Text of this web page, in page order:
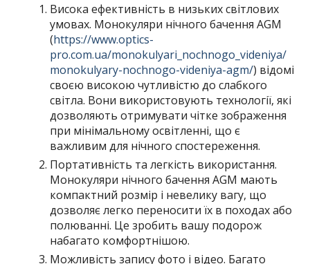
Висока ефективність в низьких світлових
умовах. Монокуляри нічного бачення AGM
(https://www.optics-
pro.com.ua/monokulyari_nochnogo_videniya/
monokulyary-nochnogo-videniya-agm/) відомі
своєю високою чутливістю до слабкого
світла. Вони використовують технології, які
дозволяють отримувати чітке зображення
при мінімальному освітленні, що є
важливим для нічного спостереження.
Портативність та легкість використання.
Монокуляри нічного бачення AGM мають
компактний розмір і невелику вагу, що
дозволяє легко переносити їх в походах або
полюванні. Це зробить вашу подорож
набагато комфортнішою.
Можливість запису фото і відео. Багато